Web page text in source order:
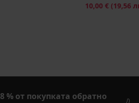
Намаление
10,00 € (19,56
8 % от покупката обратно